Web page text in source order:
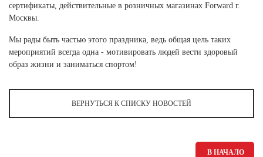
Ставропольский край (5)
Тульская область (1)
Тюменская область (3)
Челябинская область (2)
сертификаты, действительные в розничных магазинах Forward г.
Москвы.
Мы рады быть частью этого праздника, ведь общая цель таких
мероприятий всегда одна - мотивировать людей вести здоровый
образ жизни и заниматься спортом!
ВЕРНУТЬСЯ К СПИСКУ НОВОСТЕЙ
В НАЧАЛО